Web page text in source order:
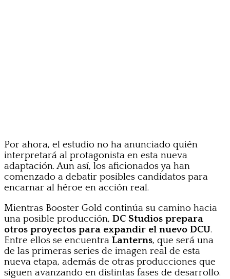
Por ahora, el estudio no ha anunciado quién
interpretará al protagonista en esta nueva
adaptación. Aun así, los aficionados ya han
comenzado a debatir posibles candidatos para
encarnar al héroe en acción real.
Mientras Booster Gold continúa su camino hacia
una posible producción, DC Studios prepara
otros proyectos para expandir el nuevo DCU.
Entre ellos se encuentra Lanterns, que será una
de las primeras series de imagen real de esta
nueva etapa, además de otras producciones que
siguen avanzando en distintas fases de desarrollo.